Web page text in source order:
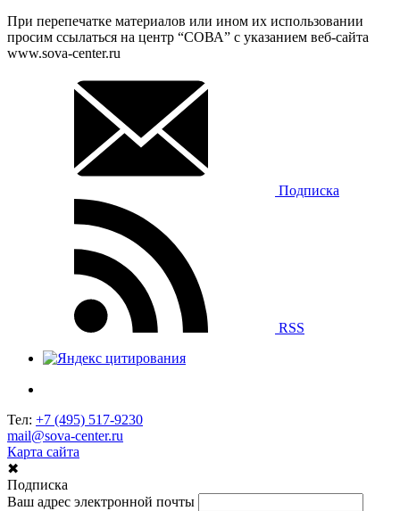
При перепечатке материалов или ином их использовании
просим ссылаться на центр “СОВА” с указанием веб-сайта
www.sova-center.ru
Подписка
RSS
Тел: +7 (495) 517-9230
mail@sova-center.ru
Карта сайта
✖
Подписка
Ваш адрес электронной почты